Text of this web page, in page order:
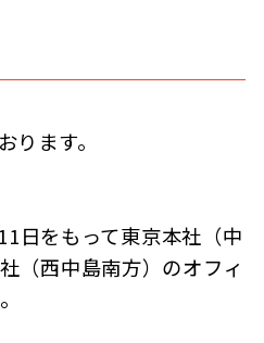
ります。
日をもって東京本社（中
（西中島南方）のオフィ